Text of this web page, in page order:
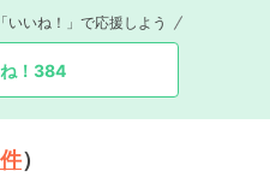
いね！」で応援しよう
！ 384
件）